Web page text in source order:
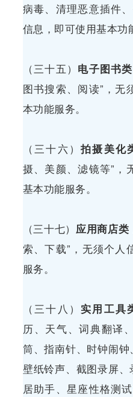
病毒、清理恶意插件
信息，即可使用基本功
（三十五） 电子图书类
图书搜索、阅读”，无
本功能服务。
（三十六）拍摄美化
摄、美颜、滤镜等”，
基本功能服务。
（三十七）应用商店类
索、下载”，无须个人
服务。
（三十八） 实用工具
历、天气、词典翻译
筒、指南针、时钟闹钟
壁纸铃声、截图录屏
居助手、星座性格测